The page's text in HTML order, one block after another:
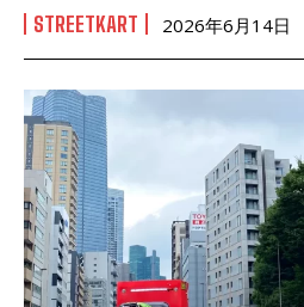
STREETKART 2026年6月14日